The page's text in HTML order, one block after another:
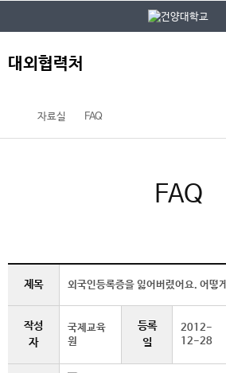
대외협력처
자료실 FAQ
FAQ
제목 외국인등록증을 잃어버렸어요. 어떻
작성
자
국제교육
원
등록
일
2012-
12-28